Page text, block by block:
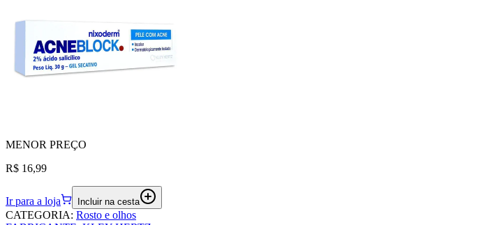
MENOR PREÇO
R$ 16,99
Ir para a loja Incluir na cesta
CATEGORIA: Rosto e olhos